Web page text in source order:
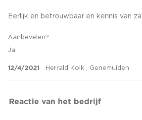
Eerlijk en betrouwbaar en kennis van
Aanbevelen?
Ja
12/4/2021 Herrald Kolk , Genemuiden
Reactie van het bedrijf